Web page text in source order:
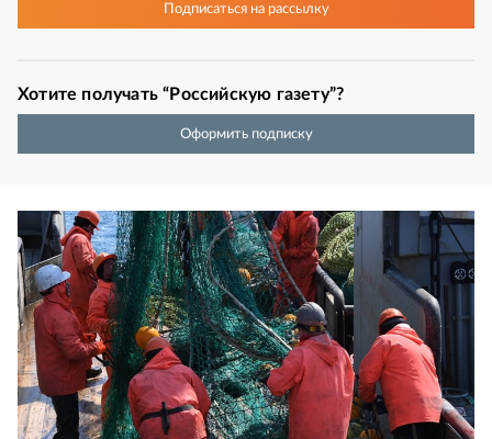
Подписатьсяна рассылку
Хотите получать “Российскую газету”?
Оформить подписку